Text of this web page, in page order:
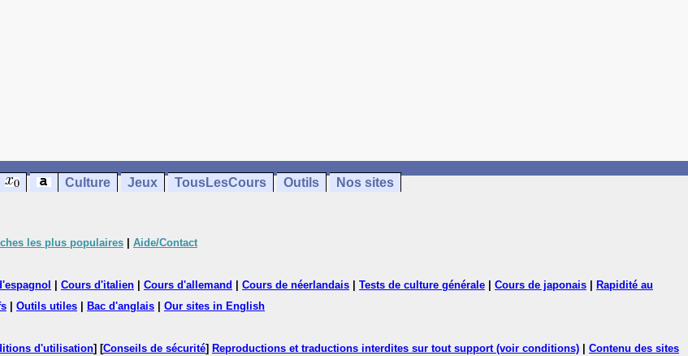
Culture Jeux TousLesCours Outils Nos sites
les plus populaires Aide/Contact
Cours d'italien Cours d'allemand Cours de néerlandais Tests de culture générale Cours de japonais
Rapidité au
Outils utiles Bac d'anglais Our sites in English
d'utilisation] [Conseils de sécurité] Reproductions et traductions interdites sur tout support (voir conditions) Contenu des sites